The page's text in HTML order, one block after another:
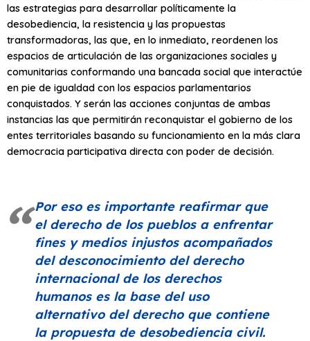
las estrategias para desarrollar políticamente la
desobediencia, la resistencia y las propuestas
transformadoras, las que, en lo inmediato, reordenen los
espacios de articulación de las organizaciones sociales y
comunitarias conformando una bancada social que interactúe
en pie de igualdad con los espacios parlamentarios
conquistados. Y serán las acciones conjuntas de ambas
instancias las que permitirán reconquistar el gobierno de los
entes territoriales basando su funcionamiento en la más clara
democracia participativa directa con poder de decisión.
Por eso es importante reafirmar que
el derecho de los pueblos a enfrentar
fines y medios injustos acompañados
del desconocimiento del derecho
internacional de los derechos
humanos es la base del uso
alternativo del derecho que contiene
la propuesta de desobediencia civil.